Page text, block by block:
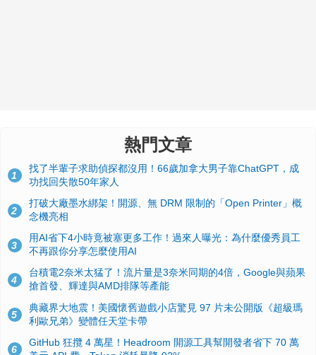
熱門文章
1
找了半輩子求助偵探都沒用！66歲加拿大男子靠ChatGPT，成
功找回失散50年家人
2
打破大廠墨水綁架！開源、無 DRM 限制的「Open Printer」概
念機亮相
3
用AI省下4小時竟被塞更多工作！過來人曝光：為什麼優秀員工
不再跟你分享怎麼使用AI
4
台積電2奈米太猛了！流片量是3奈米同期的4倍，Google與蘋果
搶首發、輝達與AMD排隊等產能
5
典藏界大地震！美國懷舊遊戲小店驚見 97 片未公開版《超級瑪
利歐兄弟》變體任天堂卡帶
6
GitHub 狂攬 4 萬星！Headroom 開源工具幫開發者省下 70 萬